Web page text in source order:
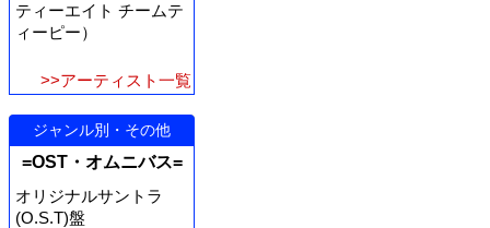
ティーエイト チームテ
ィーピー）
>>アーティスト一覧
ジャンル別・その他
=OST・オムニバス=
オリジナルサントラ
(O.S.T)盤